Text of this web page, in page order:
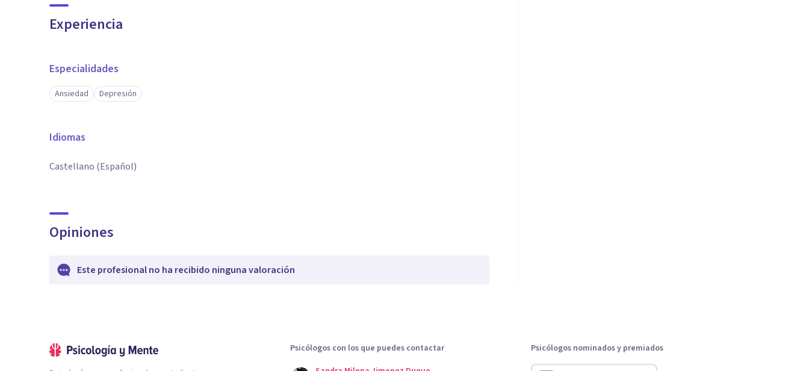
Experiencia
Especialidades
Ansiedad Depresión
Idiomas
Castellano (Español)
Opiniones
Este profesional no ha recibido ninguna valoración
Psicólogos con los que puedes contactar
Psicólogos nominados y premiados